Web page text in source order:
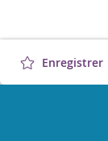
Enregistrer